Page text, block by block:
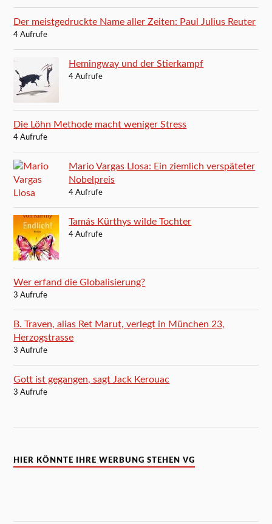
Der meistgedruckte Name aller Zeiten: Paul Julius Reuter
4 Aufrufe
Hemingway und der Stierkampf
4 Aufrufe
Die Löhn Methode macht weniger Stress
4 Aufrufe
Mario Vargas Llosa: Ein ziemlich verspäteter
Nobelpreis
4 Aufrufe
Tamás Kürthys wilde Tochter
4 Aufrufe
Wer erfand die Globalisierung?
3 Aufrufe
B. Traven, alias Ret Marut, verlegt in München 23,
Herzogstrasse
3 Aufrufe
Gott ist gegangen, sagt Jack Kerouac
3 Aufrufe
HIER KÖNNTE IHRE WERBUNG STEHEN VG